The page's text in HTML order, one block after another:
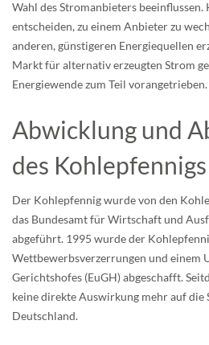
Wahl des Stromanbieters beeinflussen.
entscheiden, zu einem Anbieter zu
anderen, günstigeren Energiequellen
Markt für alternativ erzeugten Strom
Energiewende zum Teil vorangetrieben.
Abwicklung und
des Kohlepfennigs
Der Kohlepfennig wurde von den
das Bundesamt für Wirtschaft und
abgeführt. 1995 wurde der
Wettbewerbsverzerrungen und einem
Gerichtshofes (EuGH) abgeschafft.
keine direkte Auswirkung mehr auf die
Deutschland.